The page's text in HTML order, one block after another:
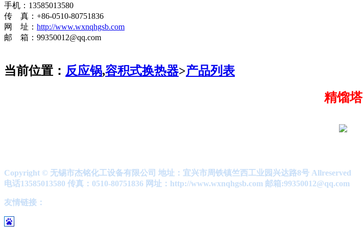
手机：13585013580
传 真：+86-0510-80751836
网 址： http://www.wxnqhgsb.com
邮 箱：99350012@qq.com
当前位置： 反应锅,容积式换热器>产品列表
精馏塔
Copyright © 无锡市杰铭化工设备有限公司 地址：宜兴市周铁镇竺西工业园兴达路8号 Allreserved
电话13585013580 传真：0510-80751836 网址：http://www.wxnqhgsb.com 邮箱:99350012@qq.com
友情链接：